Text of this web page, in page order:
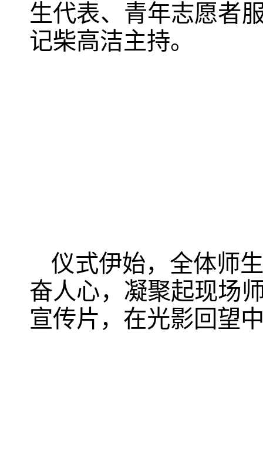
生代表、青年志愿者
记柴高洁主持。
仪式伊始，全体师
奋人心，凝聚起现场
宣传片，在光影回望